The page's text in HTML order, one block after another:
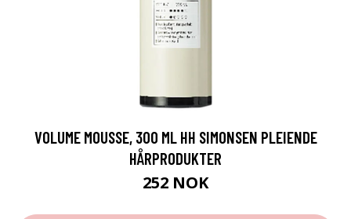
VOLUME MOUSSE, 300 ML HH SIMONSEN PLEIENDE
HÅRPRODUKTER
252 NOK